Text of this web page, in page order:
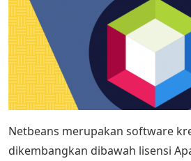
Netbeans merupakan software
dikembangkan dibawah lisensi